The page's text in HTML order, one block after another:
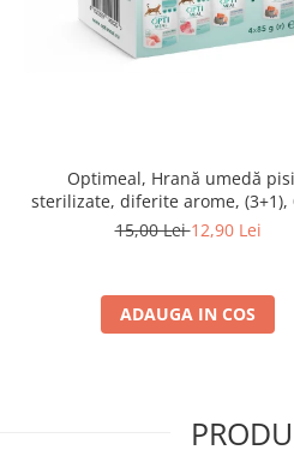
Optimeal, Hrană umedă
sterilizate, diferite arome, (3+1),
15,00 Lei12,90 Lei
ADAUGA IN COS